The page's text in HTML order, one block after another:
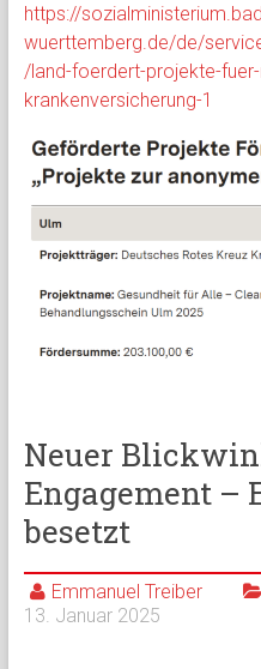
https://
wuerttemberg.de/de/
/land-foerdert-projekte-
krankenversicherung-1
Neuer
Engagement –
besetzt
Emmanuel Treiber
13. Januar 2025